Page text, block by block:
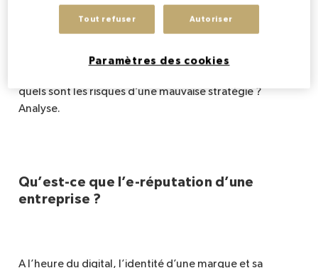
de e-réputation construit en amont. Véritable enjeu
marketing, une e-réputation incontrolée peut
profondément la visibilté et l’identité d’une marque.
quels sont les risques d’une mauvaise stratégie ?
Analyse.
Qu’est-ce que l’e-réputation d’une
entreprise ?
A l’heure du digital, l’identité d’une marque et sa
Tout refuser Autoriser
Paramètres des cookies